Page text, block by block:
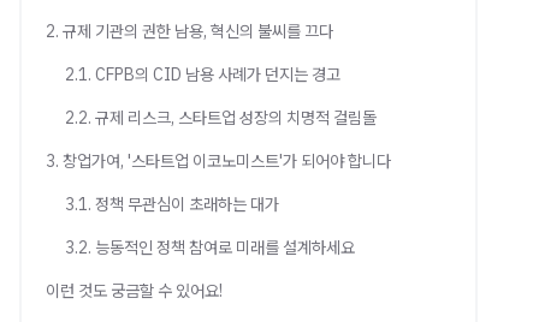
2. 규제 기관의 권한 남용, 혁신의 불씨를 끄다
2.1. CFPB의 CID 남용 사례가 던지는 경고
2.2. 규제 리스크, 스타트업 성장의 치명적 걸림돌
3. 창업가여, '스타트업 이코노미스트'가 되어야 합니다
3.1. 정책 무관심이 초래하는 대가
3.2. 능동적인 정책 참여로 미래를 설계하세요
이런 것도 궁금할 수 있어요!